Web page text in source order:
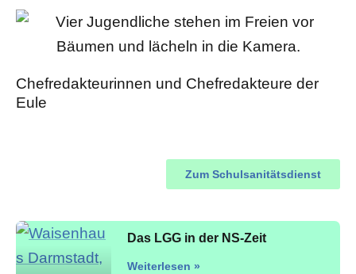
Chefredakteurinnen und Chefredakteure der
Eule
Zum Schulsanitätsdienst
Das LGG in der NS-Zeit
Weiterlesen »